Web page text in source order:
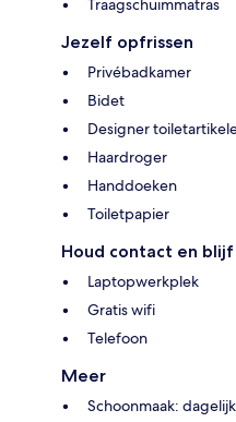
Traagschuimmatras
Jezelf opfrissen
Privébadkamer
Bidet
Designer
Haardroger
Handdoeken
Toiletpapier
Houd contact en
Laptopwerkplek
Gratis wifi
Telefoon
Meer
Schoonmaak: